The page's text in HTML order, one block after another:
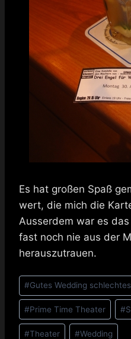
Es hat großen Spaß
wert, die mich die
Ausserdem war es
fast noch nie aus der
herauszutrauen.
Schlagworte:
#Gutes Wedding
#Prime Time Theater #
#Theater #Wedding